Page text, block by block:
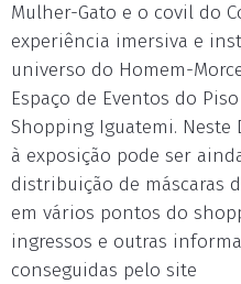
Mulher-Gato e o covil do
experiência imersiva e
universo do Homem-
Espaço de Eventos do
Shopping Iguatemi. Neste
à exposição pode ser
distribuição de máscaras
em vários pontos do
ingressos e outras
conseguidas pelo site